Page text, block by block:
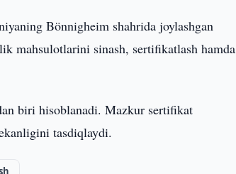
Bönnigheim shahrida joylashgan
mahsulotlarini sinash, sertifikatlash hamda
biri hisoblanadi. Mazkur sertifikat
tasdiqlaydi.